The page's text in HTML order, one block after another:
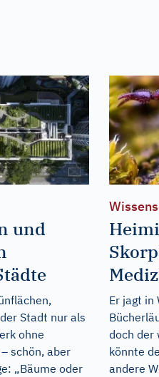
und
Stadt nur als
ohne
schön, aber
„Bäume oder
Er jagt in
doch der
könnte
andere